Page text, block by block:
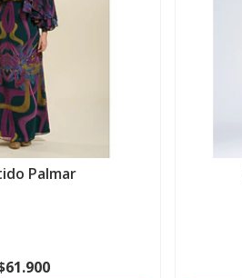
Palmar